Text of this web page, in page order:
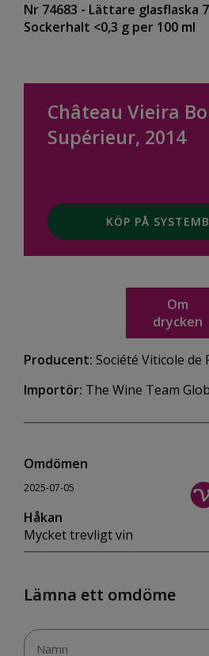
Nr 74683 - Lättare glasflaska
Sockerhalt <0,3 g per 100 ml
Château Vieira
Supérieur, 2014
KÖP PÅ
Om
drycken
Producent: Société Viticole de
Importör: The Wine Team
Omdömen
2025-07-05
Håkan
Mycket trevligt vin
Lämna ett omdöme